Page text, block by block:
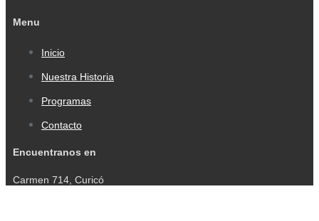
Menu
Inicio
Nuestra Historia
Programas
Contacto
Encuentranos en
Carmen 714, Curicó